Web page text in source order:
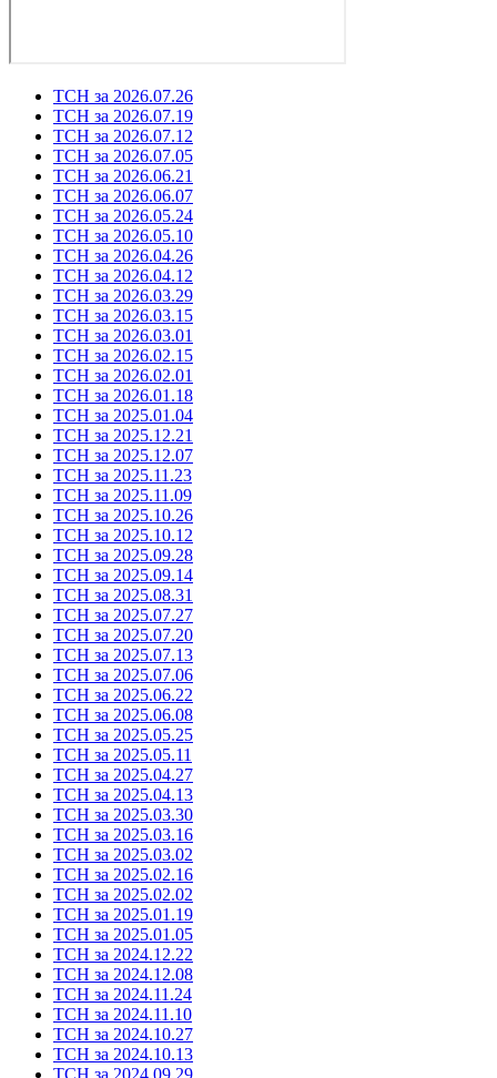
ТСН за 2026.07.26
ТСН за 2026.07.19
ТСН за 2026.07.12
ТСН за 2026.07.05
ТСН за 2026.06.21
ТСН за 2026.06.07
ТСН за 2026.05.24
ТСН за 2026.05.10
ТСН за 2026.04.26
ТСН за 2026.04.12
ТСН за 2026.03.29
ТСН за 2026.03.15
ТСН за 2026.03.01
ТСН за 2026.02.15
ТСН за 2026.02.01
ТСН за 2026.01.18
ТСН за 2025.01.04
ТСН за 2025.12.21
ТСН за 2025.12.07
ТСН за 2025.11.23
ТСН за 2025.11.09
ТСН за 2025.10.26
ТСН за 2025.10.12
ТСН за 2025.09.28
ТСН за 2025.09.14
ТСН за 2025.08.31
ТСН за 2025.07.27
ТСН за 2025.07.20
ТСН за 2025.07.13
ТСН за 2025.07.06
ТСН за 2025.06.22
ТСН за 2025.06.08
ТСН за 2025.05.25
ТСН за 2025.05.11
ТСН за 2025.04.27
ТСН за 2025.04.13
ТСН за 2025.03.30
ТСН за 2025.03.16
ТСН за 2025.03.02
ТСН за 2025.02.16
ТСН за 2025.02.02
ТСН за 2025.01.19
ТСН за 2025.01.05
ТСН за 2024.12.22
ТСН за 2024.12.08
ТСН за 2024.11.24
ТСН за 2024.11.10
ТСН за 2024.10.27
ТСН за 2024.10.13
ТСН за 2024.09.29